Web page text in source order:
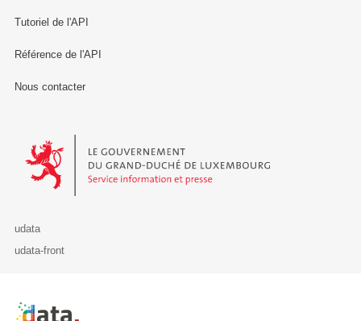
Tutoriel de l'API
Référence de l'API
Nous contacter
Le Gouvernement du Grand-Duché de Luxembourg - Service
udata
udata-front
Retour à l'accueil de data.public.lu